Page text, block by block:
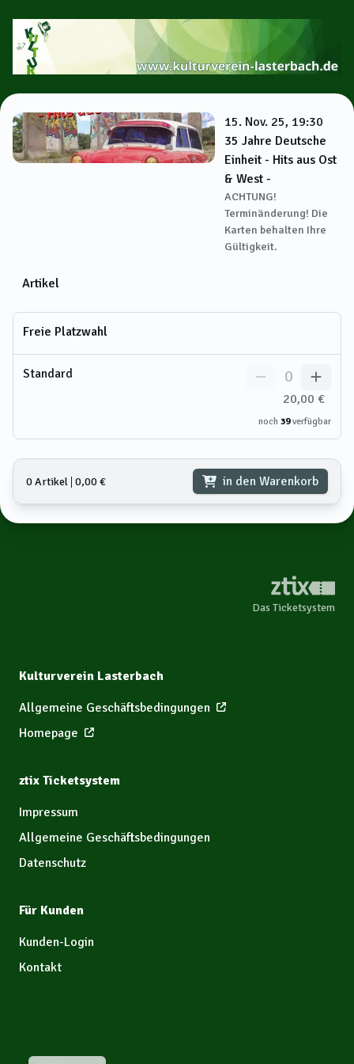
15. Nov. 25, 19:30
35 Jahre Deutsche
Einheit - Hits aus Ost
& West -
ACHTUNG!
Terminänderung! Die
Karten behalten Ihre
Gültigkeit.
Artikel
Freie Platzwahl
Standard
20,00 €
0
noch 39verfügbar
0 Artikel 0,00 € in den Warenkorb
Das Ticketsystem
Kulturverein Lasterbach
Allgemeine Geschäftsbedingungen
Homepage
ztix Ticketsystem
Impressum
Allgemeine Geschäftsbedingungen
Datenschutz
Für Kunden
Kunden-Login
Kontakt